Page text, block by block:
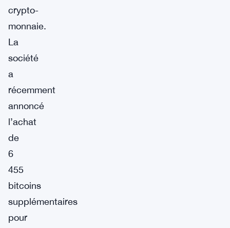
crypto-
monnaie.
La
société
a
récemment
annoncé
l’achat
de
6
455
bitcoins
supplémentaires
pour